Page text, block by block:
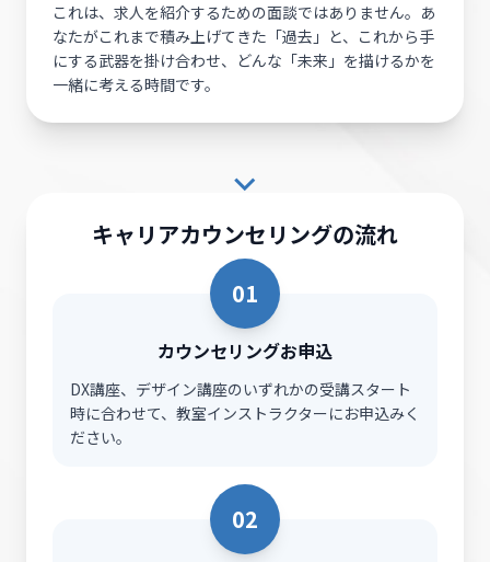
これは、求人を紹介するための面談ではありません。あ
なたがこれまで積み上げてきた「過去」と、これから手
にする武器を掛け合わせ、どんな「未来」を描けるかを
一緒に考える時間です。
キャリアカウンセリングの流れ
01
カウンセリングお申込
DX講座、デザイン講座のいずれかの受講スタート
時に合わせて、教室インストラクターにお申込みく
ださい。
02